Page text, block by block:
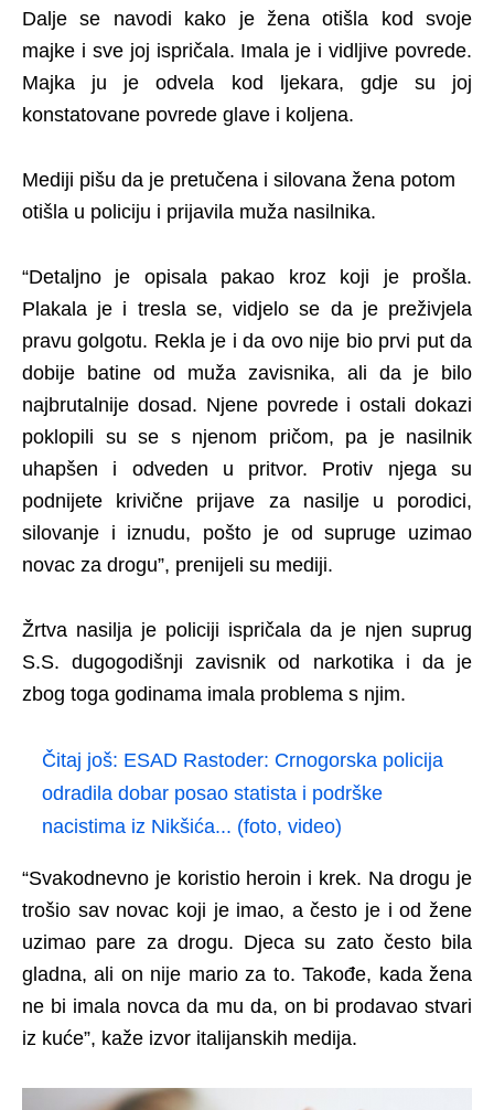
Dalje se navodi kako je žena otišla kod svoje
majke i sve joj ispričala. Imala je i vidljive povrede.
Majka ju je odvela kod ljekara, gdje su joj
konstatovane povrede glave i koljena.
Mediji pišu da je pretučena i silovana žena potom
otišla u policiju i prijavila muža nasilnika.
“Detaljno je opisala pakao kroz koji je prošla.
Plakala je i tresla se, vidjelo se da je preživjela
pravu golgotu. Rekla je i da ovo nije bio prvi put da
dobije batine od muža zavisnika, ali da je bilo
najbrutalnije dosad. Njene povrede i ostali dokazi
poklopili su se s njenom pričom, pa je nasilnik
uhapšen i odveden u pritvor. Protiv njega su
podnijete krivične prijave za nasilje u porodici,
silovanje i iznudu, pošto je od supruge uzimao
novac za drogu”, prenijeli su mediji.
Žrtva nasilja je policiji ispričala da je njen suprug
S.S. dugogodišnji zavisnik od narkotika i da je
zbog toga godinama imala problema s njim.
Čitaj još: ESAD Rastoder: Crnogorska policija
odradila dobar posao statista i podrške
nacistima iz Nikšića... (foto, video)
“Svakodnevno je koristio heroin i krek. Na drogu je
trošio sav novac koji je imao, a često je i od žene
uzimao pare za drogu. Djeca su zato često bila
gladna, ali on nije mario za to. Takođe, kada žena
ne bi imala novca da mu da, on bi prodavao stvari
iz kuće”, kaže izvor italijanskih medija.